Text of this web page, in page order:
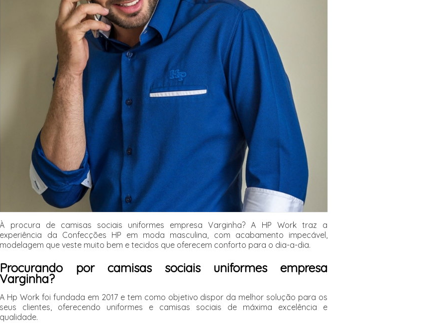
À procura de camisas sociais uniformes empresa Varginha? A HP Work traz a
experiência da Confecções HP em moda masculina, com acabamento impecável,
modelagem que veste muito bem e tecidos que oferecem conforto para o dia-a-dia.
Procurando por camisas sociais uniformes empresa
Varginha?
A Hp Work foi fundada em 2017 e tem como objetivo dispor da melhor solução para os
seus clientes, oferecendo uniformes e camisas sociais de máxima excelência e
qualidade.